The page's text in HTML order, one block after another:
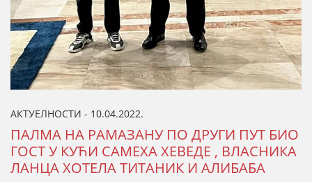
АКТУЕЛНОСТИ - 10.04.2022.
ПАЛМА НА РАМАЗАНУ ПО ДРУГИ ПУТ БИО
ГОСТ У КУЋИ САМЕХА ХЕВЕДЕ , ВЛАСНИКА
ЛАНЦА ХОТЕЛА ТИТАНИК И АЛИБАБА